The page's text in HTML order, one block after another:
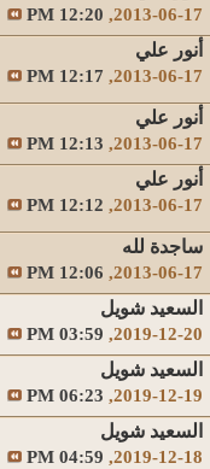
2013-06-17,
12:20 PM
أنور علي
2013-06-17,
12:17 PM
أنور علي
2013-06-17,
12:13 PM
أنور علي
2013-06-17,
12:12 PM
ساجدة لله
2013-06-17,
12:06 PM
السعيد شويل
2019-12-20,
03:59 PM
السعيد شويل
2019-12-19,
06:23 PM
السعيد شويل
2019-12-18,
04:59 PM